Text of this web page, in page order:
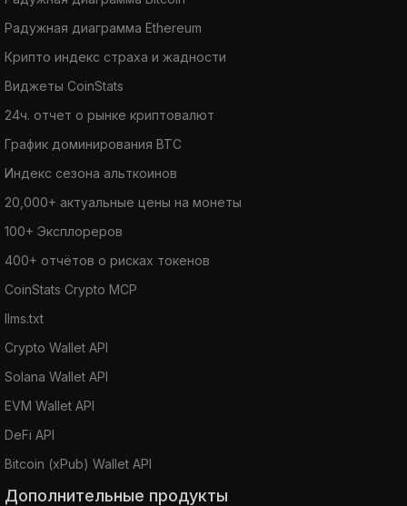
Радужная диаграмма Ethereum
Крипто индекс страха и жадности
Виджеты CoinStats
24ч. отчет о рынке криптовалют
График доминирования BTC
Индекс сезона альткоинов
20,000+ актуальные цены на монеты
100+ Эксплореров
400+ отчётов о рисках токенов
CoinStats Crypto MCP
llms.txt
Crypto Wallet API
Solana Wallet API
EVM Wallet API
DeFi API
Bitcoin (xPub) Wallet API
Дополнительные продукты